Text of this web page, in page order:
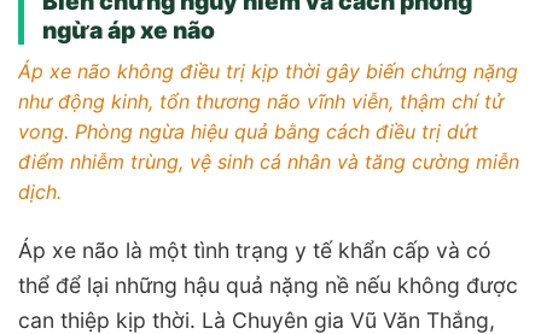
ngừa áp xe não
Áp xe não không điều trị kịp thời gây biến chứng nặng
như động kinh, tổn thương não vĩnh viễn, thậm chí tử
vong. Phòng ngừa hiệu quả bằng cách điều trị dứt
điểm nhiễm trùng, vệ sinh cá nhân và tăng cường miễn
dịch.
Áp xe não là một tình trạng y tế khẩn cấp và có
thể để lại những hậu quả nặng nề nếu không được
can thiệp kịp thời. Là Chuyên gia Vũ Văn Thắng,